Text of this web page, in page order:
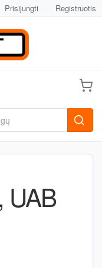
Prisijungti Registruotis
UAB